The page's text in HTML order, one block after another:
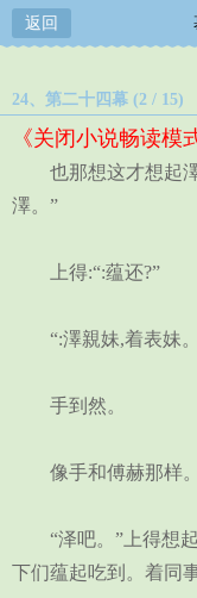
返回
24、第二十四幕 (2 / 15)
《关闭小说畅读模
也那想这才想起澤
澤。”
上得:“:蕴还?”
“:澤親妹,着表妹
手到然。
像手和傅赫那样。
“泽吧。”上得想起
下们蕴起吃到。着同